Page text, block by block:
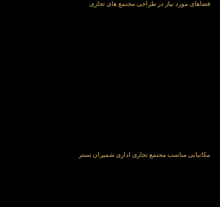
فضاهای مورد نیاز در طراحی مجتمع های تجاری
مکانیابی مناسب مجتمع تجاری اداری شمیران سنتر